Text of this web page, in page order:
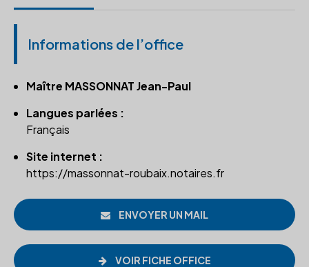
Informations de l’office
Maître MASSONNAT Jean-Paul
Langues parlées :
Français
Site internet :
https://massonnat-roubaix.notaires.fr
ENVOYER UN MAIL
VOIR FICHE OFFICE